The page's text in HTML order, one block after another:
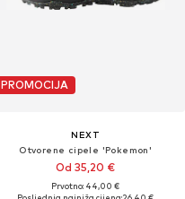
PROMOCIJA
NEXT
Otvorene cipele 'Pokemon'
Od 35,20 €
Prvotno: 44,00 €